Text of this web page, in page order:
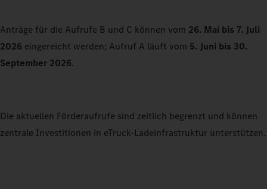
Anträge für die Aufrufe B und C können vom 26. Mai bis 7. Juli
2026 eingereicht werden; Aufruf A läuft vom 5. Juni bis 30.
September 2026.
Die aktuellen Förderaufrufe sind zeitlich begrenzt und können
zentrale Investitionen in eTruck-Ladeinfrastruktur unterstützen.